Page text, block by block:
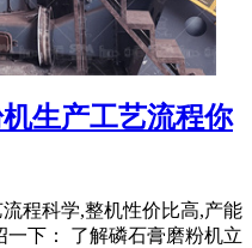
生产工艺流程你
程科学,整机性价比高,产能
下： 了解磷石膏磨粉机立